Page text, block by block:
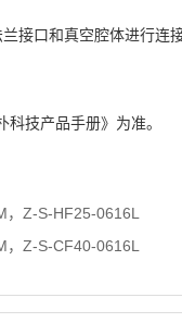
接口和真空腔体进行连接
技产品手册》为准。
Z-S-HF25-0616L
Z-S-CF40-0616L